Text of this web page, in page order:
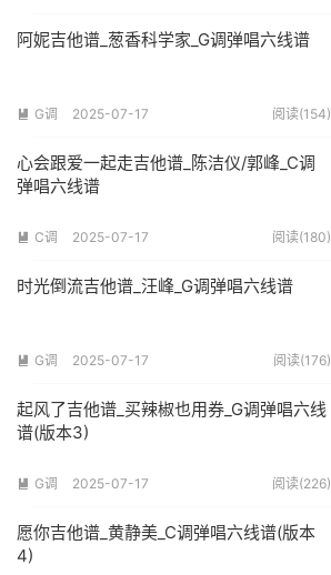
阿妮吉他谱_葱香科学家_G调弹唱六线谱
 G调 2025-07-17 阅读(154)
心会跟爱一起走吉他谱_陈洁仪/郭峰_C调
弹唱六线谱
 C调 2025-07-17 阅读(180)
时光倒流吉他谱_汪峰_G调弹唱六线谱
 G调 2025-07-17 阅读(176)
起风了吉他谱_买辣椒也用券_G调弹唱六线
谱(版本3)
 G调 2025-07-17 阅读(226)
愿你吉他谱_黄静美_C调弹唱六线谱(版本
4)